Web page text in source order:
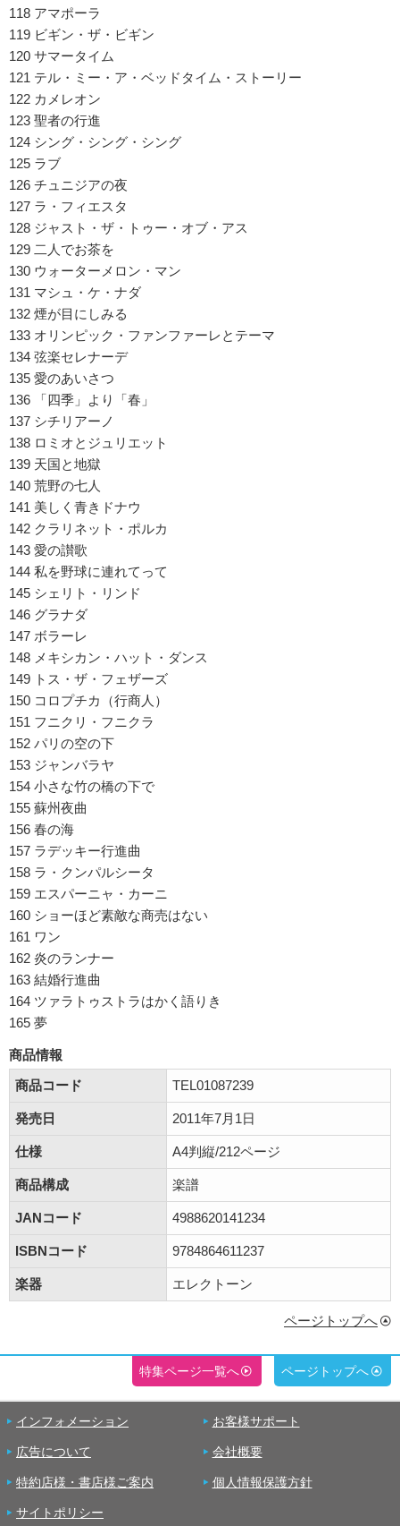
118 アマポーラ
119 ビギン・ザ・ビギン
120 サマータイム
121 テル・ミー・ア・ベッドタイム・ストーリー
122 カメレオン
123 聖者の行進
124 シング・シング・シング
125 ラブ
126 チュニジアの夜
127 ラ・フィエスタ
128 ジャスト・ザ・トゥー・オブ・アス
129 二人でお茶を
130 ウォーターメロン・マン
131 マシュ・ケ・ナダ
132 煙が目にしみる
133 オリンピック・ファンファーレとテーマ
134 弦楽セレナーデ
135 愛のあいさつ
136 「四季」より「春」
137 シチリアーノ
138 ロミオとジュリエット
139 天国と地獄
140 荒野の七人
141 美しく青きドナウ
142 クラリネット・ポルカ
143 愛の讃歌
144 私を野球に連れてって
145 シェリト・リンド
146 グラナダ
147 ボラーレ
148 メキシカン・ハット・ダンス
149 トス・ザ・フェザーズ
150 コロプチカ（行商人）
151 フニクリ・フニクラ
152 パリの空の下
153 ジャンバラヤ
154 小さな竹の橋の下で
155 蘇州夜曲
156 春の海
157 ラデッキー行進曲
158 ラ・クンパルシータ
159 エスパーニャ・カーニ
160 ショーほど素敵な商売はない
161 ワン
162 炎のランナー
163 結婚行進曲
164 ツァラトゥストラはかく語りき
165 夢
商品情報
商品コード
TEL01087239
発売日 2011年7月1日
仕様 A4判縦/212ページ
商品構成 楽譜
JANコード 4988620141234
ISBNコード 9784864611237
楽器 エレクトーン
ページトップへ
特集ページ一覧へ ページトップへ
インフォメーション お客様サポート
広告について 会社概要
特約店様・書店様ご案内 個人情報保護方針
サイトポリシー